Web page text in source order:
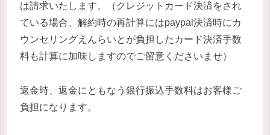
は請求いたします。（クレジットカード決済をされ
ている場合、解約時の再計算にはpaypal決済時にカ
ウンセリングえんらいとが負担したカード決済手数
料も計算に加味しますのでご留意くださいませ）
返金時、返金にともなう銀行振込手数料はお客様ご
負担になります。